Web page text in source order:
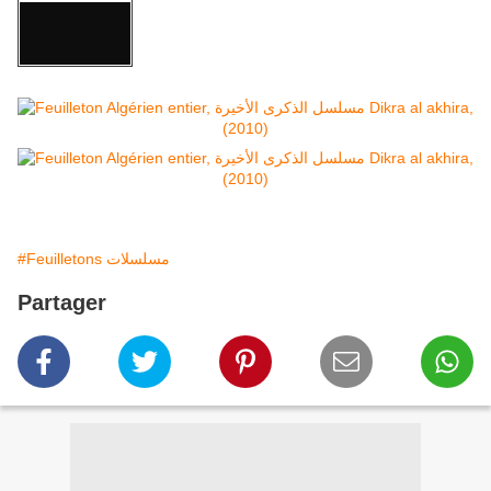
#Feuilletons مسلسلات
Partager